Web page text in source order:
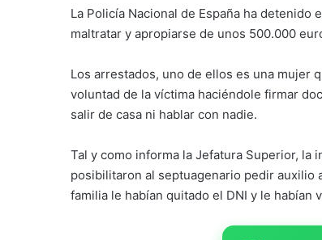
La Policía Nacional de España ha detenido
maltratar y apropiarse de unos 500.000
Los arrestados, uno de ellos es una mujer
voluntad de la víctima haciéndole firmar
salir de casa ni hablar con nadie.
Tal y como informa la Jefatura Superior,
posibilitaron al septuagenario pedir auxilio
familia le habían quitado el DNI y le habían